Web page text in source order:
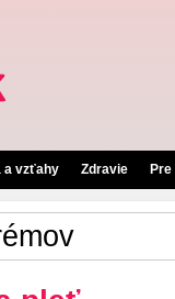
a vzťahy Zdravie